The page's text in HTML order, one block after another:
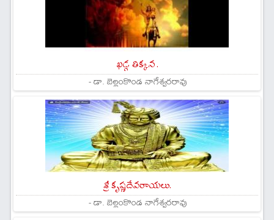
ఖడ్గ తిక్కన .
- డా. బెల్లంకొండ నాగేశ్వరరావు
శ్రీ కృష్ణదేవరాయలు.
- డా. బెల్లంకొండ నాగేశ్వరరావు